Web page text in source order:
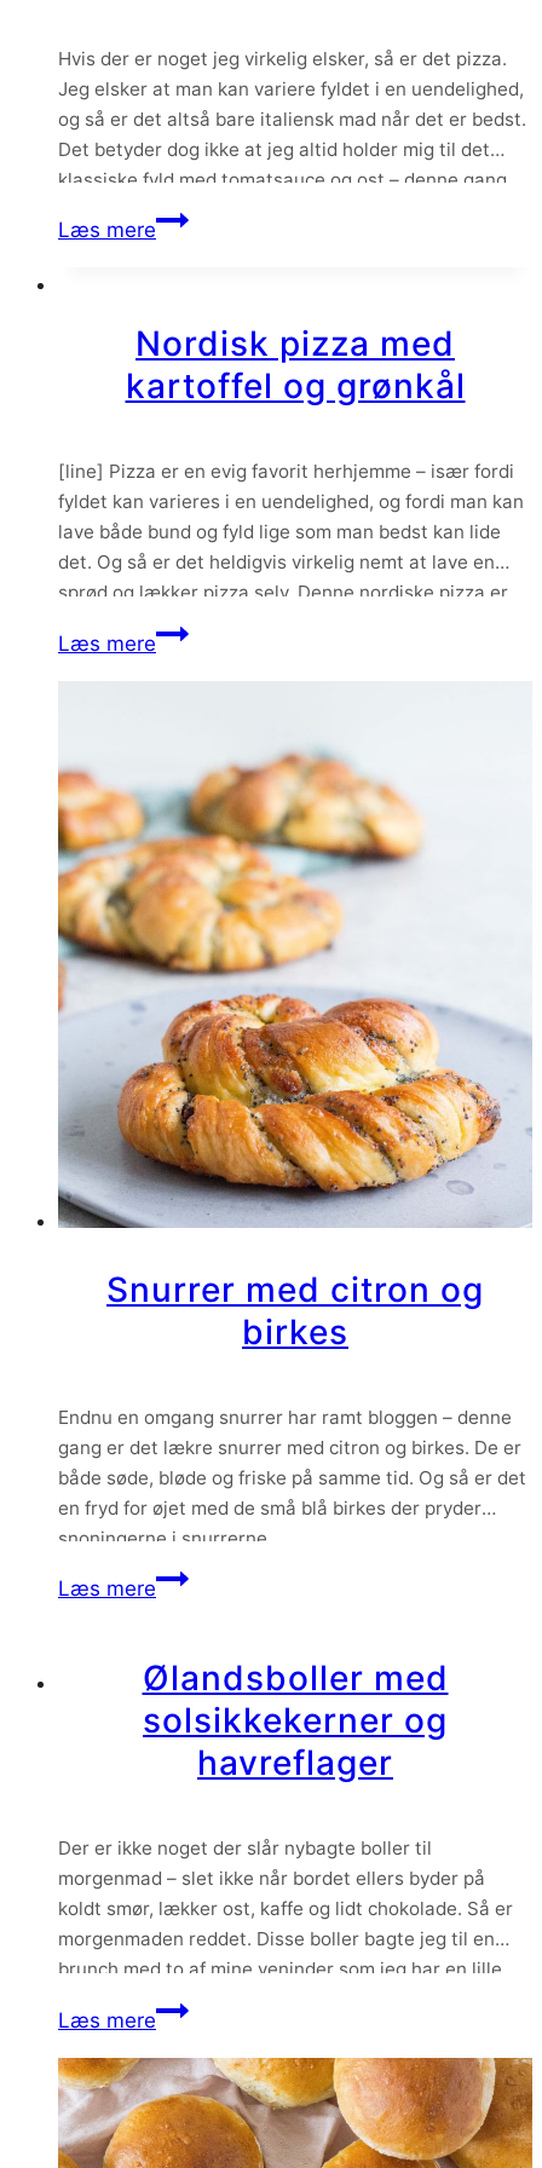
Hvis der er noget jeg virkelig elsker, så er det pizza.
Jeg elsker at man kan variere fyldet i en uendelighed,
og så er det altså bare italiensk mad når det er bedst.
Det betyder dog ikke at jeg altid holder mig til det
klassiske fyld med tomatsauce og ost – denne gang
Læs merePizza
hjemmelavet
persillepesto
Nordisk pizza med
kartoffel og grønkål
[line] Pizza er en evig favorit herhjemme – især fordi
fyldet kan varieres i en uendelighed, og fordi man kan
lave både bund og fyld lige som man bedst kan lide
det. Og så er det heldigvis virkelig nemt at lave en
sprød og lækker pizza selv. Denne nordiske pizza er
smurt med hvidløgsolie og…
Læs mereNordisk
grønkål
Snurrer med citron og
birkes
Endnu en omgang snurrer har ramt bloggen – denne
gang er det lækre snurrer med citron og birkes. De er
både søde, bløde og friske på samme tid. Og så er det
en fryd for øjet med de små blå birkes der pryder
snoningerne i snurrerne.
Læs mereSnurrer
og
birkes
Ølandsboller med
solsikkekerner og
havreflager
Der er ikke noget der slår nybagte boller til
morgenmad – slet ikke når bordet ellers byder på
koldt smør, lækker ost, kaffe og lidt chokolade. Så er
morgenmaden reddet. Disse boller bagte jeg til en
brunch med to af mine veninder som jeg har en lille
madklub med. Vi holdte sammenskudsgilde, hvor vi
hver…
Læs mereØlandsboller
solsikkekerner
og
havreflager